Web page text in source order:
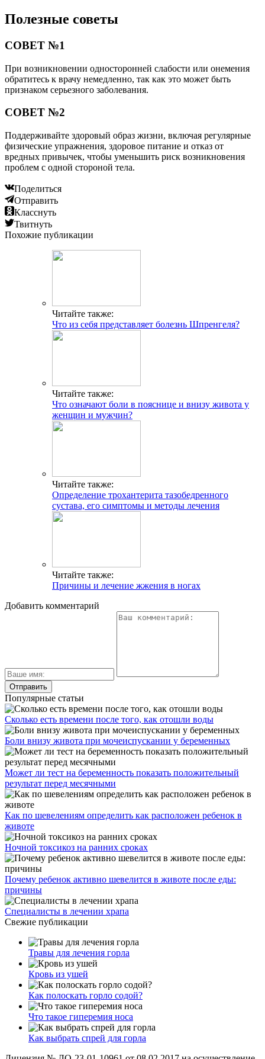
Полезные советы
СОВЕТ №1
При возникновении односторонней слабости или онемения
обратитесь к врачу немедленно, так как это может быть
признаком серьезного заболевания.
СОВЕТ №2
Поддерживайте здоровый образ жизни, включая регулярные
физические упражнения, здоровое питание и отказ от
вредных привычек, чтобы уменьшить риск возникновения
проблем с одной стороной тела.
Поделиться
Отправить
Класснуть
Твитнуть
Похожие публикации
Читайте также:
Что из себя представляет болезнь Шпренгеля?
Читайте также:
Что означают боли в пояснице и внизу живота у
женщин и мужчин?
Читайте также:
Определение трохантерита тазобедренного
сустава, его симптомы и методы лечения
Читайте также:
Причины и лечение жжения в ногах
Добавить комментарий
Популярные статьи
Сколько есть времени после того, как отошли воды
Боли внизу живота при мочеиспускании у беременных
Может ли тест на беременность показать положительный
результат перед месячными
Как по шевелениям определить как расположен ребенок в
животе
Ночной токсикоз на ранних сроках
Почему ребенок активно шевелится в животе после еды:
причины
Специалисты в лечении храпа
Свежие публикации
Травы для лечения горла
Кровь из ушей
Как полоскать горло содой?
Что такое гиперемия носа
Как выбрать спрей для горла